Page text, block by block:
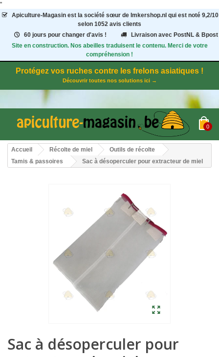
"
Apiculture-Magasinest la société sœur de Imkershop.nl qui est noté 9,2/10
selon 1052 avis clients
60 jours pour changer d'avis !
Livraison avec PostNL & Bpost
Site en construction. Nos abeilles traduisent le contenu. Merci de votre
compréhension !
Protégez vos ruches contre les frelons asiatiques !
Découvrir toutes nos solutions ici →
0
Accueil Récolte de miel
Outils de récolte
Tamis & passoires
Sac à désoperculer pour extracteur de miel
Sac à désoperculer pour